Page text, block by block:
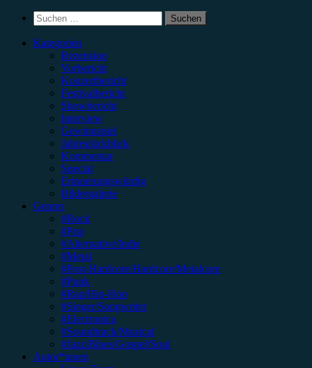
Suchen
nach:
Kategorien
Rezension
Vorbericht
Konzertbericht
Festivalbericht
Showbericht
Interview
Gewinnspiel
Jahresrückblick
Kommentar
Special
Erinnerungswürdig
Bildergalerie
Genres
#Rock
#Pop
#Alternative/Indie
#Metal
#Post-Hardcore/Hardcore/Metalcore
#Punk
#Rap/Hip-Hop
#Singer/Songwriter
#Electronica
#Soundtrack/Musical
#Jazz/Blues/Gospel/Soul
Autor*innen